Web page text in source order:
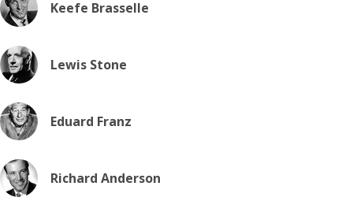
Keefe Brasselle
Lewis Stone
Eduard Franz
Richard Anderson